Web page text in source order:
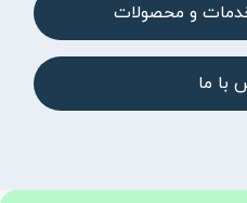
و محصولات
با ما